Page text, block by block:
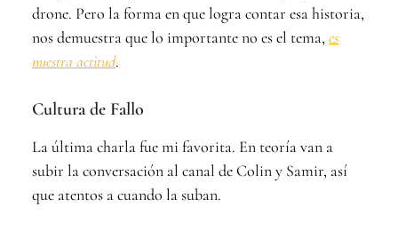
drone. Pero la forma en que logra contar esa historia,
nos demuestra que lo importante no es el tema, es
nuestra actitud.
Cultura de Fallo
La última charla fue mi favorita. En teoría van a
subir la conversación al canal de Colin y Samir, así
que atentos a cuando la suban.